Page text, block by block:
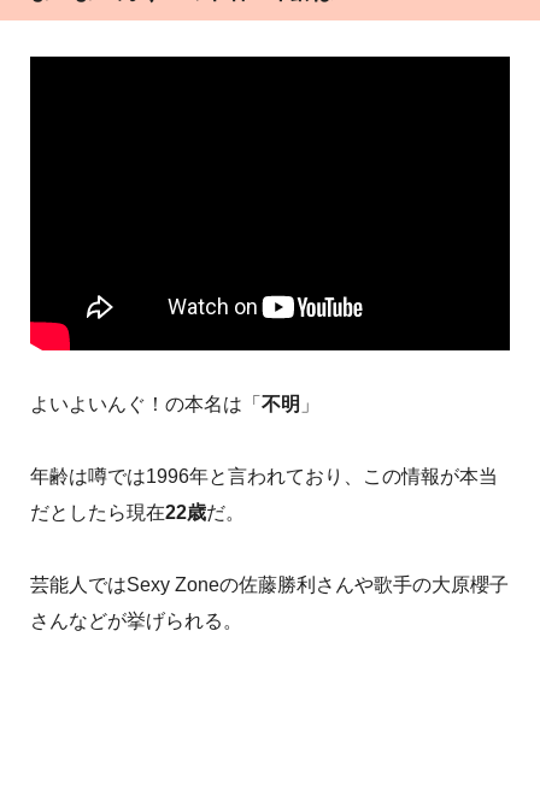
よいよいんぐ！の本名は「 不明 」
年齢は噂では1996年と言われており、この情報が本当
だとしたら現在22歳だ。
芸能人ではSexy Zoneの佐藤勝利さんや歌手の大原櫻子
さんなどが挙げられる。